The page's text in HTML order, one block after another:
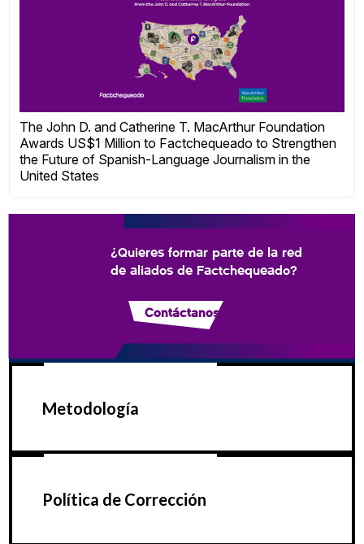
The John D. and Catherine T. MacArthur Foundation
Awards US$1 Million to Factchequeado to Strengthen
the Future of Spanish-Language Journalism in the
United States
¿Quieres formar parte de la red
de aliados de Factchequeado?
Contáctanos
Metodología
Política de Corrección